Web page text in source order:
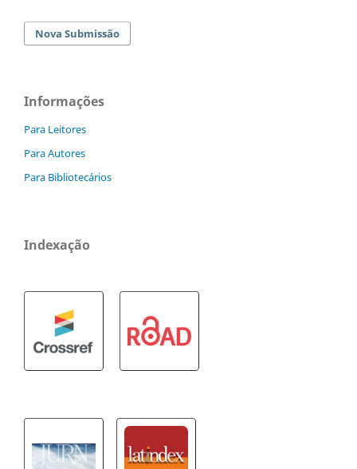
Nova Submissão
Informações
Para Leitores
Para Autores
Para Bibliotecários
Indexação